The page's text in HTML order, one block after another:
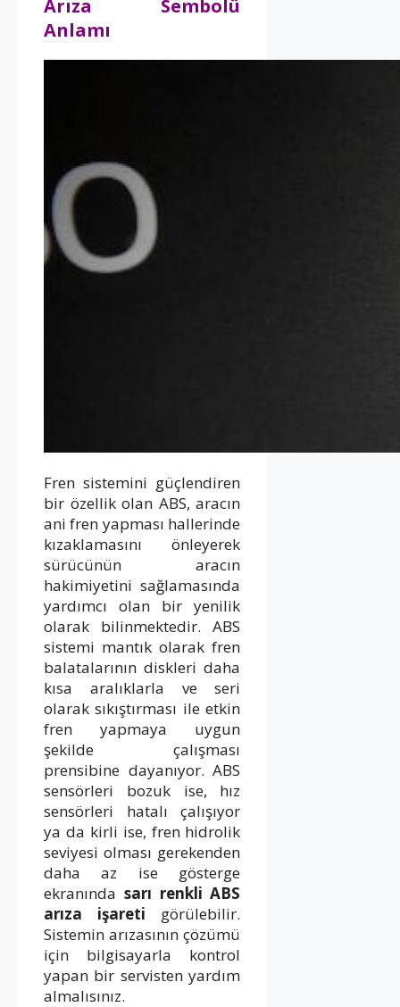
Arıza Sembolü
Anlamı
Fren sistemini güçlendiren
bir özellik olan ABS, aracın
ani fren yapması hallerinde
kızaklamasını önleyerek
sürücünün aracın
hakimiyetini sağlamasında
yardımcı olan bir yenilik
olarak bilinmektedir. ABS
sistemi mantık olarak fren
balatalarının diskleri daha
kısa aralıklarla ve seri
olarak sıkıştırması ile etkin
fren yapmaya uygun
şekilde çalışması
prensibine dayanıyor. ABS
sensörleri bozuk ise, hız
sensörleri hatalı çalışıyor
ya da kirli ise, fren hidrolik
seviyesi olması gerekenden
daha az ise gösterge
ekranında sarı renkli ABS
arıza işareti görülebilir.
Sistemin arızasının çözümü
için bilgisayarla kontrol
yapan bir servisten yardım
almalısınız.